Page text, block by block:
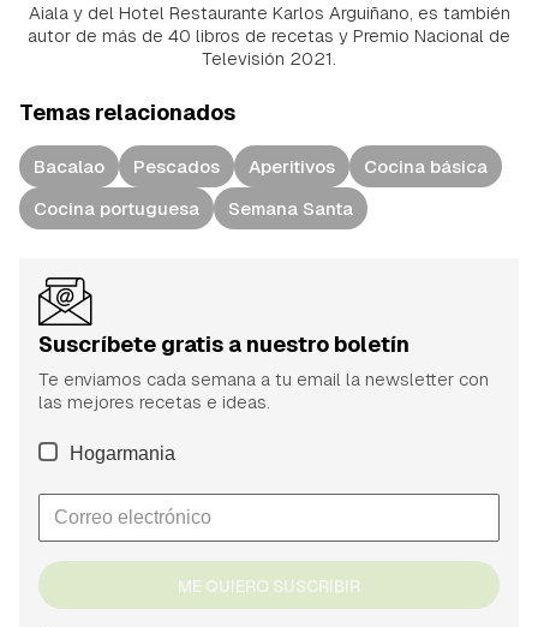
Aiala y del Hotel Restaurante Karlos Arguiñano, es también
autor de más de 40 libros de recetas y Premio Nacional de
Televisión 2021.
Temas relacionados
Bacalao Pescados Aperitivos
Cocina básica
Cocina portuguesa
Semana Santa
Suscríbete gratis a nuestro boletín
Te enviamos cada semana a tu email la newsletter con
las mejores recetas e ideas.
Hogarmania
ME QUIERO SUSCRIBIR